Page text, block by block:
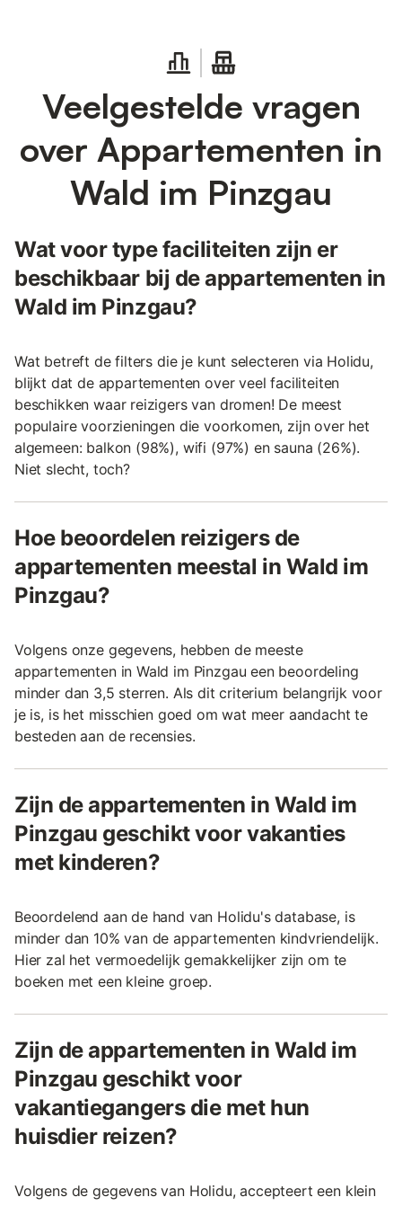
Veelgestelde vragen
over Appartementen in
Wald im Pinzgau
Wat voor type faciliteiten zijn er
beschikbaar bij de appartementen in
Wald im Pinzgau?
Wat betreft de filters die je kunt selecteren via Holidu,
blijkt dat de appartementen over veel faciliteiten
beschikken waar reizigers van dromen! De meest
populaire voorzieningen die voorkomen, zijn over het
algemeen: balkon (98%), wifi (97%) en sauna (26%).
Niet slecht, toch?
Hoe beoordelen reizigers de
appartementen meestal in Wald im
Pinzgau?
Volgens onze gegevens, hebben de meeste
appartementen in Wald im Pinzgau een beoordeling
minder dan 3,5 sterren. Als dit criterium belangrijk voor
je is, is het misschien goed om wat meer aandacht te
besteden aan de recensies.
Zijn de appartementen in Wald im
Pinzgau geschikt voor vakanties
met kinderen?
Beoordelend aan de hand van Holidu's database, is
minder dan 10% van de appartementen kindvriendelijk.
Hier zal het vermoedelijk gemakkelijker zijn om te
boeken met een kleine groep.
Zijn de appartementen in Wald im
Pinzgau geschikt voor
vakantiegangers die met hun
huisdier reizen?
Volgens de gegevens van Holidu, accepteert een klein